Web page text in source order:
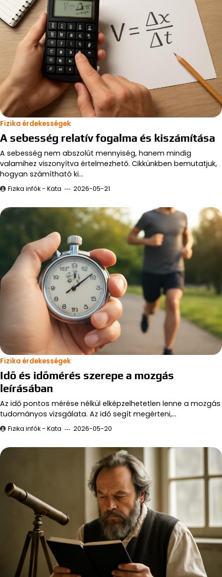
Fizika érdekességek
A sebesség relatív fogalma és kiszámítása
A sebesség nem abszolút mennyiség, hanem mindig
valamihez viszonyítva értelmezhető. Cikkünkben bemutatjuk,
hogyan számítható ki…
Fizika infók - Kata 2026-05-21
Fizika érdekességek
Idő és időmérés szerepe a mozgás
leírásában
Az idő pontos mérése nélkül elképzelhetetlen lenne a mozgás
tudományos vizsgálata. Az idő segít megérteni,…
Fizika infók - Kata 2026-05-20